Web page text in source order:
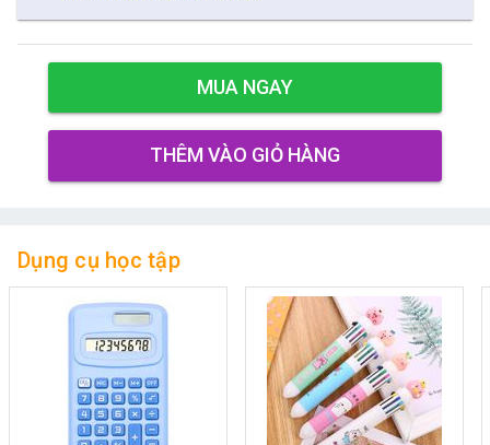
MUA NGAY
THÊM VÀO GIỎ HÀNG
Dụng cụ học tập